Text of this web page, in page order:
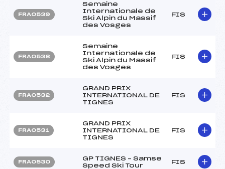
FRA0539
Semaine
Internationale de
Ski Alpin du Massif
des Vosges
FIS
FRA0538
Semaine
Internationale de
Ski Alpin du Massif
des Vosges
FIS
FRA0532
GRAND PRIX
INTERNATIONAL DE
TIGNES
FIS
FRA0531
GRAND PRIX
INTERNATIONAL DE
TIGNES
FIS
FRA0530
GP TIGNES – Samse
Speed Ski Tour
FIS